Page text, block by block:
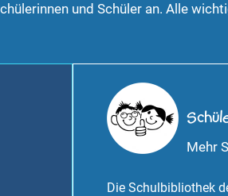
und Schüler an. Alle
Mehr
Die Schulbibliothek